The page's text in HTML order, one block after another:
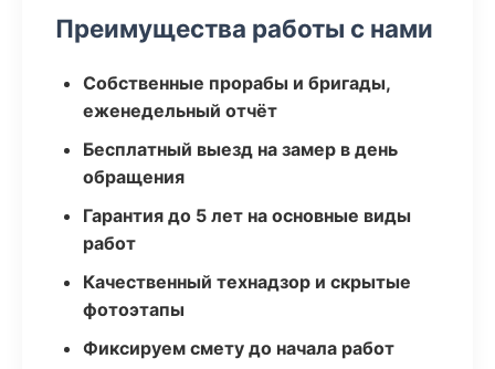
Преимущества работы с нами
Собственные прорабы и бригады,
еженедельный отчёт
Бесплатный выезд на замер в день
обращения
Гарантия до 5 лет на основные виды
работ
Качественный технадзор и скрытые
фотоэтапы
Фиксируем смету до начала работ